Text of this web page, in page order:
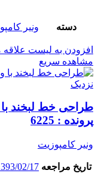
دسته ونیر
افزودن به لیست علاقه
مشاهده سریع
نزدیک
طراحی خط لبخند
پرونده : 6225
ونیر کامپوزیت
تاریخ مراجعه 02/17